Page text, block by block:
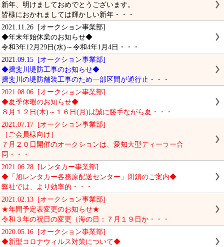
新年、明けましておめでとうございます。
皆様におかれましては輝かしい新年・・・
2021.11.26 [オークション事業部]
◆年末年始休業のお知らせ◆
令和3年12月29日(水)～令和4年1月4日・・・
2021.09.15 [オークション事業部]
◆揖斐川堤防工事のお知らせ◆
揖斐川の堤防舗装工事のため一部区間が通行止・・・
2021.08.06 [オークション事業部]
◆夏季休暇のお知らせ◆
８月１２日(木)～１６日(月)は誠に勝手ながら夏・・・
2021.07.17 [オークション事業部]
［ご会員様向け］
７月２０日開催のオークションは、愛知大型ディーラー合
同・・・
2021.06.28 [レンタカー事業部]
◆「旭レンタカー各務原配送センター」閉鎖のご案内◆
弊社では、より効率的・・・
2021.02.13 [オークション事業部]
★年間予定表変更のお知らせ★
令和３年の祝日の変更（海の日：７月１９日か・・・
2020.05.16 [オークション事業部]
◆新型コロナウィルス対策について◆